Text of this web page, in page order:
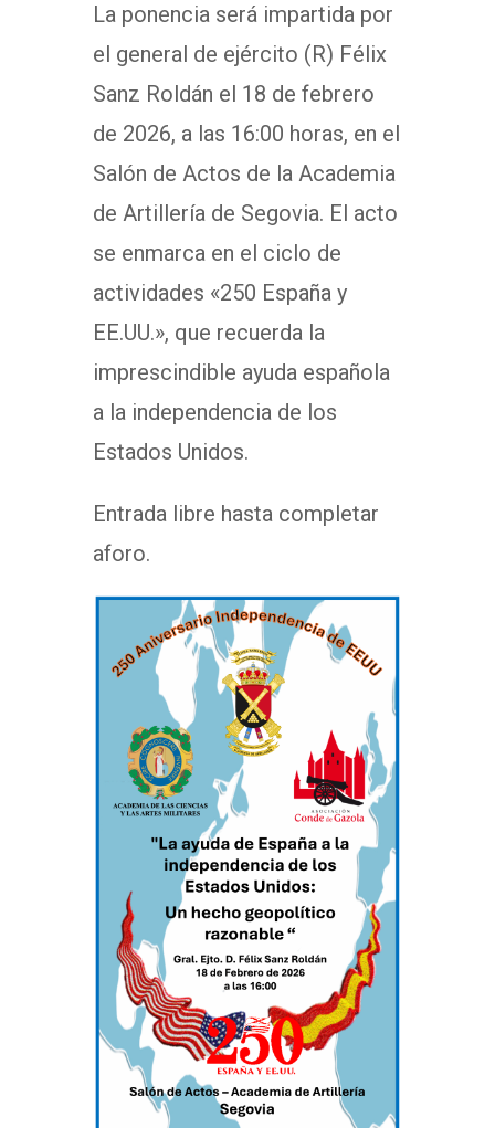
La ponencia será impartida por
el general de ejército (R) Félix
Sanz Roldán el 18 de febrero
de 2026, a las 16:00 horas, en el
Salón de Actos de la Academia
de Artillería de Segovia. El acto
se enmarca en el ciclo de
actividades «250 España y
EE.UU.», que recuerda la
imprescindible ayuda española
a la independencia de los
Estados Unidos.
Entrada libre hasta completar
aforo.